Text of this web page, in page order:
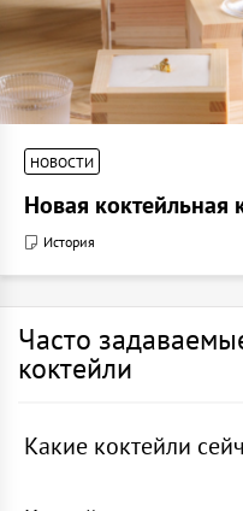
НОВОСТИ
Новая коктейльная
История
Часто
коктейли
Какие коктейли